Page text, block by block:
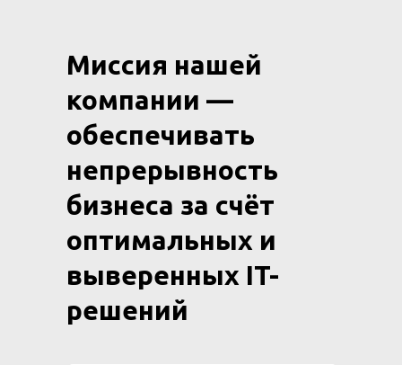
Миссия нашей
компании —
обеспечивать
непрерывность
бизнеса за счёт
оптимальных и
выверенных IT-
решений